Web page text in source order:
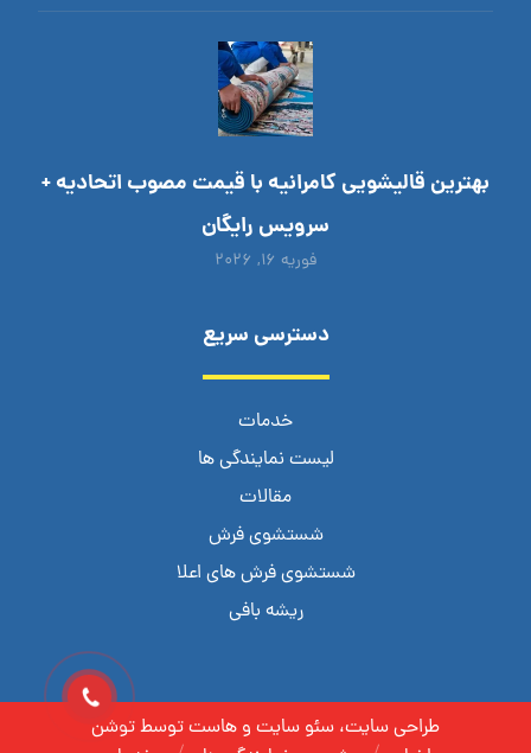
بهترین قالیشویی کامرانیه با قیمت مصوب اتحادیه +
سرویس رایگان
فوریه ۱۶, ۲۰۲۶
دسترسی سریع
خدمات
لیست نمایندگی ها
مقالات
شستشوی فرش
شستشوی فرش های اعلا
ریشه بافی
طراحی سایت، سئو سایت و هاست توسط توشن